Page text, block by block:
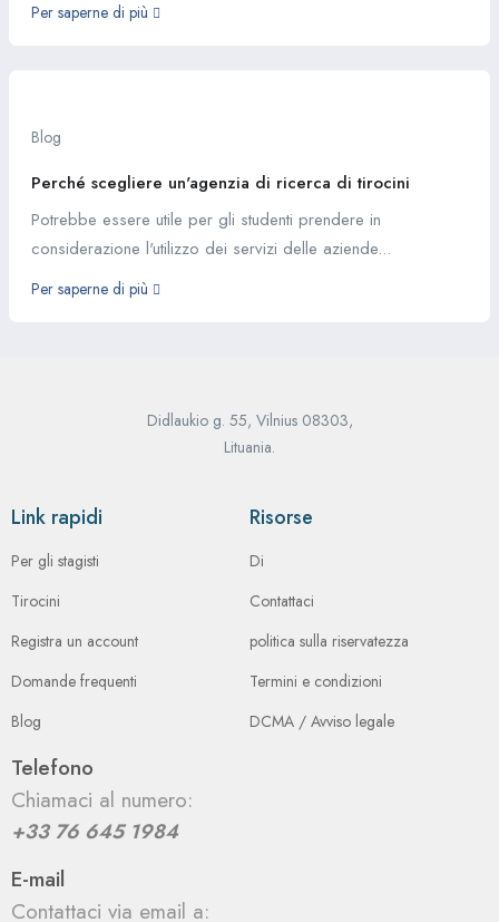
Per saperne di più
Blog
Perché scegliere un'agenzia di ricerca di tirocini
Potrebbe essere utile per gli studenti prendere in
considerazione l'utilizzo dei servizi delle aziende...
Per saperne di più
Didlaukio g. 55, Vilnius 08303,
Lituania.
Link rapidi
Per gli stagisti
Tirocini
Registra un account
Domande frequenti
Blog
Risorse
Di
Contattaci
politica sulla riservatezza
Termini e condizioni
DCMA / Avviso legale
Telefono
Chiamaci al numero:
+33 76 645 1984
E-mail
Contattaci via email a: